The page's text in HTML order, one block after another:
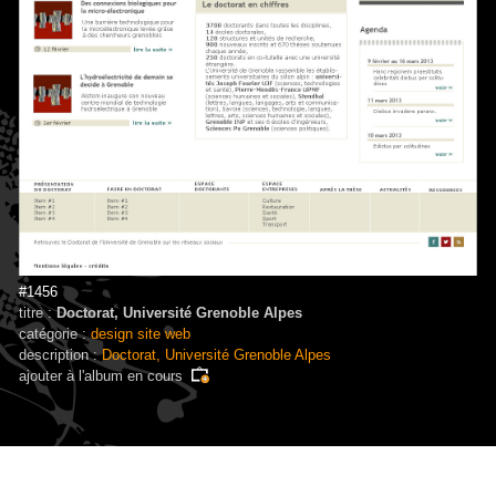
#1456
titre :Doctorat, Université Grenoble Alpes
catégorie :design site web
description :Doctorat, Université Grenoble Alpes
ajouter àl'album en cours